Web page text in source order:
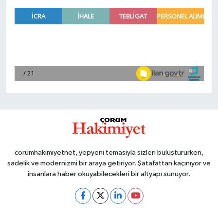
corumhakimiyetnet, yepyeni temasıyla sizleri buluştururken,
sadelik ve modernizmi bir araya getiriyor. Şatafattan kaçınıyor ve
insanlara haber okuyabilecekleri bir altyapı sunuyor.